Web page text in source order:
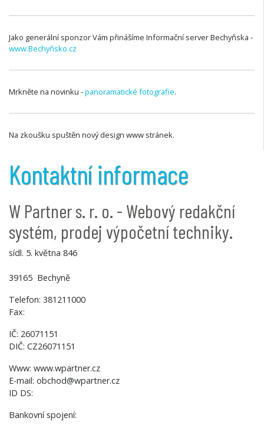
Jako generální sponzor Vám přinášíme Informační server Bechyňska -
www.Bechyňsko.cz
Mrkněte na novinku -panoramatické fotografie.
Na zkoušku spuštěn nový design www stránek.
Kontaktní informace
W Partner s. r. o. - Webový redakční
systém, prodej výpočetní techniky.
sídl. 5. května 846
39165 Bechyně
Telefon: 381211000
Fax:
IČ: 26071151
DIČ: CZ26071151
Www: www.wpartner.cz
E-mail: obchod@wpartner.cz
ID DS:
Bankovní spojení: